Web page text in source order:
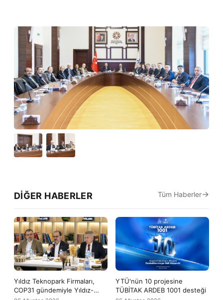
DIĞER HABERLER
Yıldız Teknopark Firmaları,
COP31 gündemiyle Yıldız-
YTÜ'nün 10 projesine
TÜBİTAK ARDEB 1001 desteği
Tüm Haberler